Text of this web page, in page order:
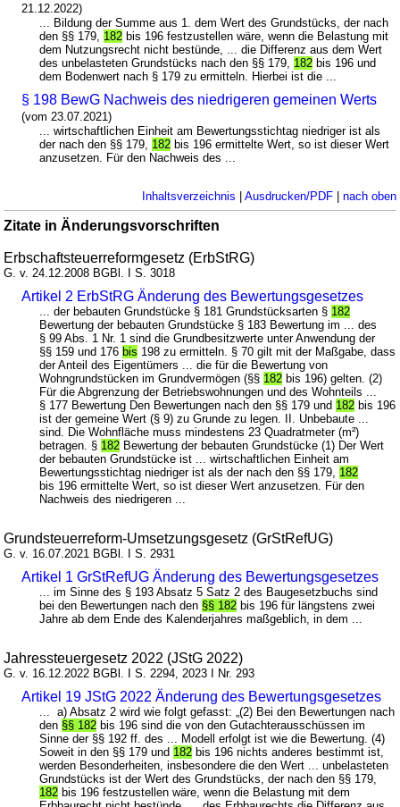
21.12.2022)
... Bildung der Summe aus 1. dem Wert des Grundstücks, der nach
den §§ 179, 182 bis 196 festzustellen wäre, wenn die Belastung mit
dem Nutzungsrecht nicht bestünde, ... die Differenz aus dem Wert
des unbelasteten Grundstücks nach den §§ 179, 182 bis 196 und
dem Bodenwert nach § 179 zu ermitteln. Hierbei ist die ...
§ 198 BewG Nachweis des niedrigeren gemeinen Werts
(vom 23.07.2021)
... wirtschaftlichen Einheit am Bewertungsstichtag niedriger ist als
der nach den §§ 179, 182 bis 196 ermittelte Wert, so ist dieser Wert
anzusetzen. Für den Nachweis des ...
Inhaltsverzeichnis | Ausdrucken/PDF| nach oben
Zitate in Änderungsvorschriften
Erbschaftsteuerreformgesetz (ErbStRG)
G. v. 24.12.2008 BGBl. I S. 3018
Artikel 2 ErbStRG Änderung des Bewertungsgesetzes
... der bebauten Grundstücke § 181 Grundstücksarten § 182
Bewertung der bebauten Grundstücke § 183 Bewertung im ... des
§ 99 Abs. 1 Nr. 1 sind die Grundbesitzwerte unter Anwendung der
§§ 159 und 176bis 198 zu ermitteln. § 70 gilt mit der Maßgabe, dass
der Anteil des Eigentümers ... die für die Bewertung von
Wohngrundstücken im Grundvermögen (§§ 182 bis 196) gelten. (2)
Für die Abgrenzung der Betriebswohnungen und des Wohnteils ...
§ 177 Bewertung Den Bewertungen nach den §§ 179 und 182 bis 196
ist der gemeine Wert (§ 9) zu Grunde zu legen. II. Unbebaute ...
sind. Die Wohnfläche muss mindestens 23 Quadratmeter (m²)
betragen. § 182 Bewertung der bebauten Grundstücke (1) Der Wert
der bebauten Grundstücke ist ... wirtschaftlichen Einheit am
Bewertungsstichtag niedriger ist als der nach den §§ 179, 182
bis 196 ermittelte Wert, so ist dieser Wert anzusetzen. Für den
Nachweis des niedrigeren ...
Grundsteuerreform-Umsetzungsgesetz (GrStRefUG)
G. v. 16.07.2021 BGBl. I S. 2931
Artikel 1 GrStRefUG Änderung des Bewertungsgesetzes
... im Sinne des § 193 Absatz 5 Satz 2 des Baugesetzbuchs sind
bei den Bewertungen nach den §§ 182 bis 196 für längstens zwei
Jahre ab dem Ende des Kalenderjahres maßgeblich, in dem ...
Jahressteuergesetz 2022 (JStG 2022)
G. v. 16.12.2022 BGBl. I S. 2294, 2023 I Nr. 293
Artikel 19 JStG 2022 Änderung des Bewertungsgesetzes
... a) Absatz 2 wird wie folgt gefasst: „(2) Bei den Bewertungen nach
den §§ 182 bis 196 sind die von den Gutachterausschüssen im
Sinne der §§ 192 ff. des ... Modell erfolgt ist wie die Bewertung. (4)
Soweit in den §§ 179 und 182 bis 196 nichts anderes bestimmt ist,
werden Besonderheiten, insbesondere die den Wert ... unbelasteten
Grundstücks ist der Wert des Grundstücks, der nach den §§ 179,
182 bis 196 festzustellen wäre, wenn die Belastung mit dem